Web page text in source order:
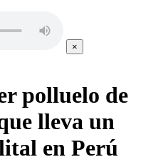
×
polluelo de
lleva un
en Perú